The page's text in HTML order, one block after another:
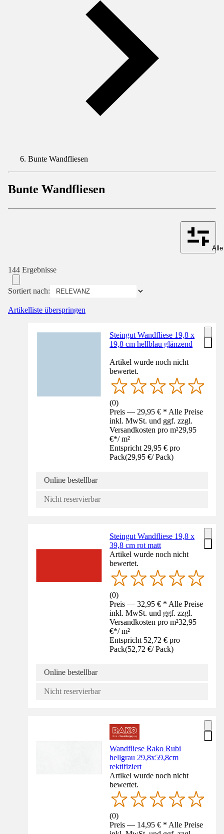
Bunte Wandfliesen
Bunte Wandfliesen
144 Ergebnisse
Sortiert nach:
Artikelliste überspringen
Steingut Wandfliese 19,8 x
19,8 cm hellblau glänzend
Artikel wurde noch nicht
bewertet.
(0)
Preis — 29,95 € * Alle Preise
inkl. MwSt. und ggf. zzgl.
Versandkosten pro m²29,95
€*/ m²
Entspricht 29,95 € pro
Pack(29,95 €/ Pack)
Online bestellbar
Nicht reservierbar
Steingut Wandfliese 19,8 x
39,8 cm rot matt
Artikel wurde noch nicht
bewertet.
(0)
Preis — 32,95 € * Alle Preise
inkl. MwSt. und ggf. zzgl.
Versandkosten pro m²32,95
€*/ m²
Entspricht 52,72 € pro
Pack(52,72 €/ Pack)
Online bestellbar
Nicht reservierbar
Wandfliese Rako Rubi
hellgrau 29,8x59,8cm
rektifiziert
Artikel wurde noch nicht
bewertet.
(0)
Preis — 14,95 € * Alle Preise